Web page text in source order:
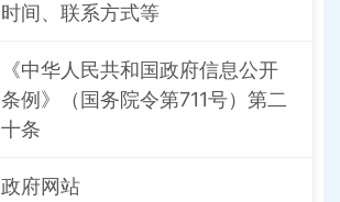
时间、联系方式等
《中华人民共和国政府信息公开
条例》（国务院令第711号）第二
十条
政府网站